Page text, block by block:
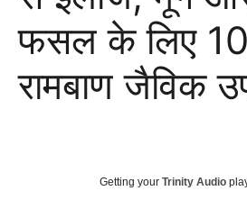
फसल के लिए
रामबाण जैविक
Getting your Trinity Audio